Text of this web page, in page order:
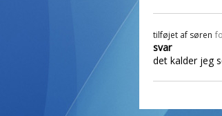
tilføjet af søren
svar
det kalder jeg